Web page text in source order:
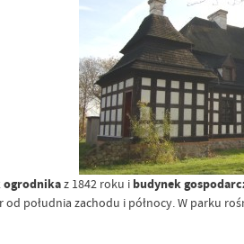
ogrodnikaz 1842 roku i budynek
od południa zachodu i północy. W parku